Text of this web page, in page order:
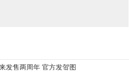
发售两周年 官方发贺图